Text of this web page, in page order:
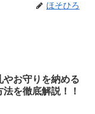
ほそひろ
やお守りを納める
を徹底解説！！